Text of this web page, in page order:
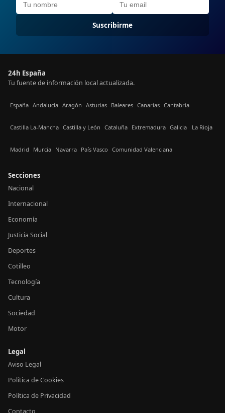
Suscribirme
24h España
Tu fuente de información local actualizada.
España Andalucía Aragón Asturias Baleares Canarias Cantabria
Castilla La-Mancha Castilla y León Cataluña Extremadura Galicia La Rioja
Madrid Murcia Navarra País Vasco Comunidad Valenciana
Secciones
Nacional
Internacional
Economía
Justicia Social
Deportes
Cotilleo
Tecnología
Cultura
Sociedad
Motor
Legal
Aviso Legal
Política de Cookies
Política de Privacidad